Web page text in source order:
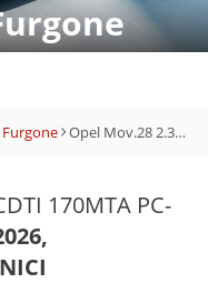
Opel Mov.28 2.3CDTI 170MTA PC-TN FWD Furg.
170MTA PC-